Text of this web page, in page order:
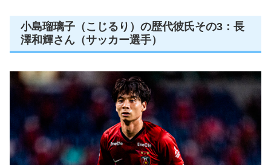
小島瑠璃子（こじるり）の歴代彼氏その3：長
澤和輝さん（サッカー選手）